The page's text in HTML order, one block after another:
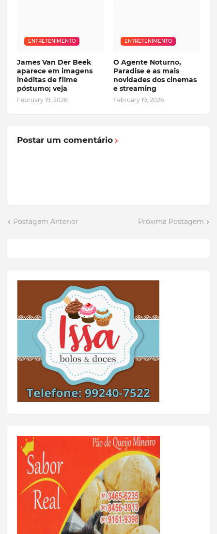
ENTRETENIMENTO
James Van Der Beek
aparece em imagens
inéditas de filme
póstumo; veja
February 19, 2026
ENTRETENIMENTO
O Agente Noturno,
Paradise e as mais
novidades dos cinemas
e streaming
February 19, 2026
Postar um comentário
Postagem Anterior Próxima Postagem